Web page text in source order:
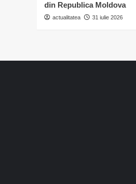
din Republica Moldova
actualitatea 31 iulie 2026